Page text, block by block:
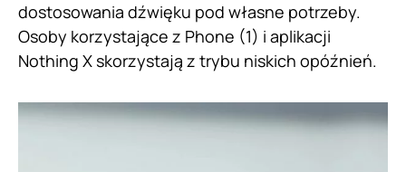
dostosowania dźwięku pod własne potrzeby.
Osoby korzystające z Phone (1) i aplikacji
Nothing X skorzystają z trybu niskich opóźnień.